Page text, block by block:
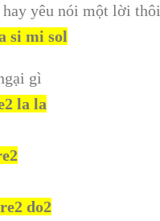
hay yêu nói một lời thôi
si mi sol
gì
la la
do2